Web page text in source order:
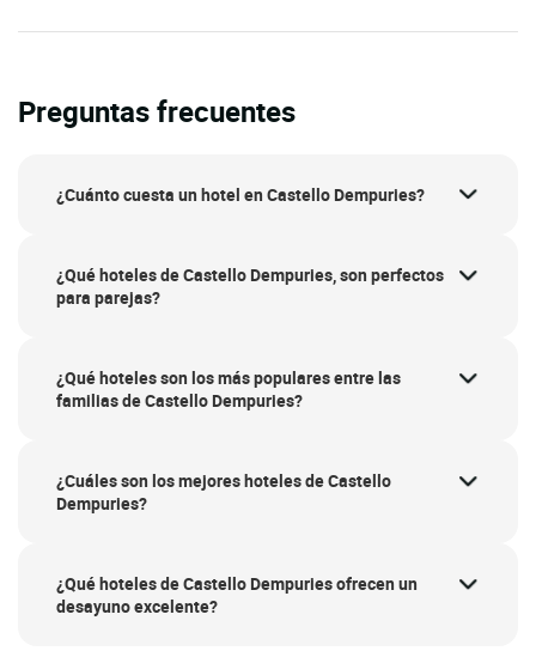
Preguntas frecuentes
¿Cuánto cuesta un hotel en Castello Dempuries?
¿Qué hoteles de Castello Dempuries, son perfectos
para parejas?
¿Qué hoteles son los más populares entre las
familias de Castello Dempuries?
¿Cuáles son los mejores hoteles de Castello
Dempuries?
¿Qué hoteles de Castello Dempuries ofrecen un
desayuno excelente?